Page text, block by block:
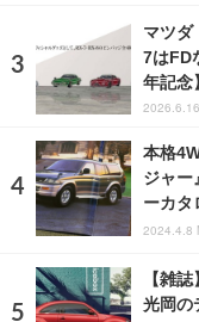
マツダ
7はFD
年記念
本格
ジャー
ーカタ
2024.4.8
【雑
光岡の